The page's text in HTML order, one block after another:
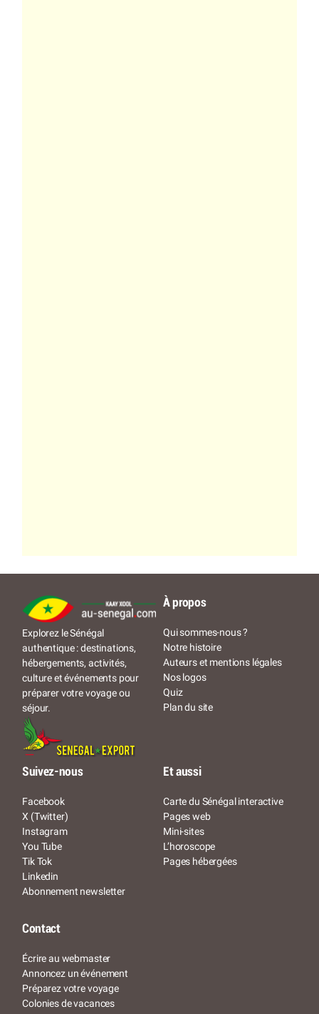
Explorez le Sénégal
authentique : destinations,
hébergements, activités,
culture et événements pour
préparer votre voyage ou
séjour.
À propos
Qui sommes-nous ?
Notre histoire
Auteurs et mentions légales
Nos logos
Quiz
Plan du site
Suivez-nous
Facebook
X (Twitter)
Instagram
You Tube
Tik Tok
Linkedin
Abonnement newsletter
Et aussi
Carte du Sénégal interactive
Pages web
Mini-sites
L’horoscope
Pages hébergées
Contact
Écrire au webmaster
Annoncez un événement
Préparez votre voyage
Colonies de vacances